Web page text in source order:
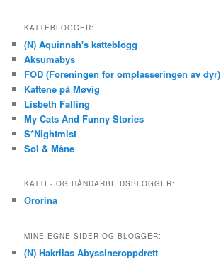
KATTEBLOGGER:
(N) Aquinnah's katteblogg
Aksumabys
FOD (Foreningen for omplasseringen av dyr)
Kattene på Møvig
Lisbeth Falling
My Cats And Funny Stories
S*Nightmist
Sol & Måne
KATTE- OG HÅNDARBEIDSBLOGGER:
Ororina
MINE EGNE SIDER OG BLOGGER:
(N) Hakrilas Abyssineroppdrett